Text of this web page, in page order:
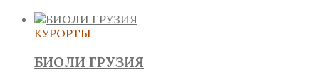
КУРОРТЫ
БИОЛИ ГРУЗИЯ